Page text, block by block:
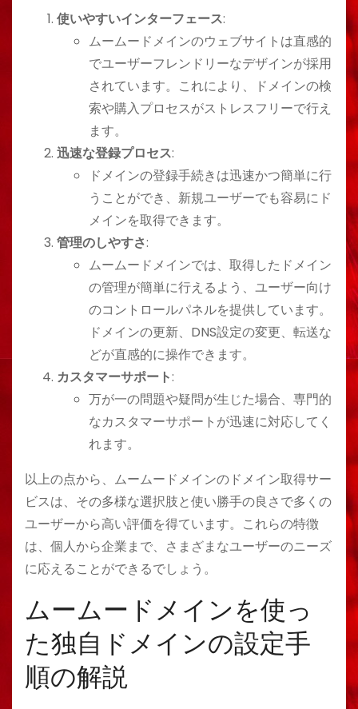
使いやすいインターフェース:
ムームードメインのウェブサイトは直感的
でユーザーフレンドリーなデザインが採用
されています。これにより、ドメインの検
索や購入プロセスがストレスフリーで行え
ます。
迅速な登録プロセス:
ドメインの登録手続きは迅速かつ簡単に行
うことができ、新規ユーザーでも容易にド
メインを取得できます。
管理のしやすさ:
ムームードメインでは、取得したドメイン
の管理が簡単に行えるよう、ユーザー向け
のコントロールパネルを提供しています。
ドメインの更新、DNS設定の変更、転送な
どが直感的に操作できます。
カスタマーサポート:
万が一の問題や疑問が生じた場合、専門的
なカスタマーサポートが迅速に対応してく
れます。
以上の点から、ムームードメインのドメイン取得サー
ビスは、その多様な選択肢と使い勝手の良さで多くの
ユーザーから高い評価を得ています。これらの特徴
は、個人から企業まで、さまざまなユーザーのニーズ
に応えることができるでしょう。
ムームードメインを使っ
た独自ドメインの設定手
順の解説